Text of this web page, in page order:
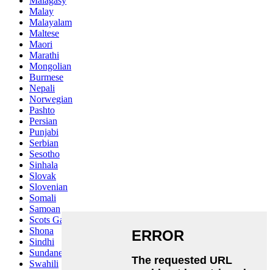
Malay
Malayalam
Maltese
Maori
Marathi
Mongolian
Burmese
Nepali
Norwegian
Pashto
Persian
Punjabi
Serbian
Sesotho
Sinhala
Slovak
Slovenian
Somali
Samoan
Scots Gaelic
Shona
Sindhi
Sundanese
Swahili